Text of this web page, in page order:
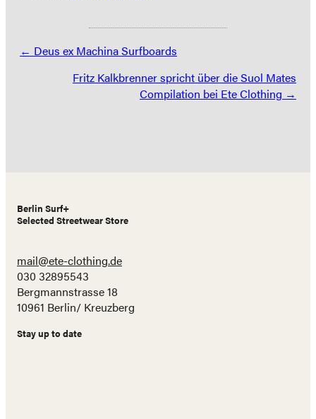
Posts
navigation
← Deus ex Machina Surfboards
Fritz Kalkbrenner spricht über die Suol Mates
Compilation bei Ete Clothing →
Berlin Surf+
Selected Streetwear Store
mail@ete-clothing.de
030 32895543
Bergmannstrasse 18
10961 Berlin/ Kreuzberg
Stay up to date